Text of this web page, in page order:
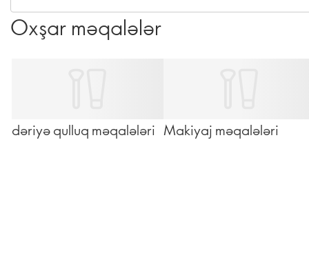
suallarınızı cavablandırdı!
Oxşar məqalələr
dəriyə qulluq məqalələri Makiyaj məqalələri